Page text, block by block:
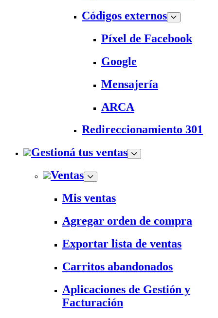
Códigos externos
Píxel de Facebook
Google
Mensajería
ARCA
Redireccionamiento 301
Gestioná tus ventas
Ventas
Mis ventas
Agregar orden de compra
Exportar lista de ventas
Carritos abandonados
Aplicaciones de Gestión y
Facturación